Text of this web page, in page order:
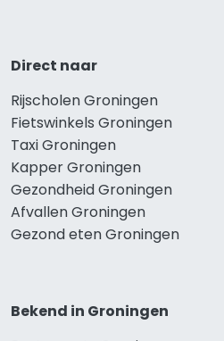
Direct naar
Rijscholen Groningen
Fietswinkels Groningen
Taxi Groningen
Kapper Groningen
Gezondheid Groningen
Afvallen Groningen
Gezond eten Groningen
Bekend in Groningen